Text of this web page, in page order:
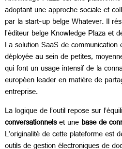
adoptant une approche sociale et
par la start-up belge Whatever.Il
l’éditeur belge Knowledge Plaza et
La solution SaaS de
déployée au sein de petites,
qui font un usage intensif de la
européen leader en matière de
entreprise.
La logique de l’outil repose sur
conversationnelset unebase de
L’originalité de cette plateforme est